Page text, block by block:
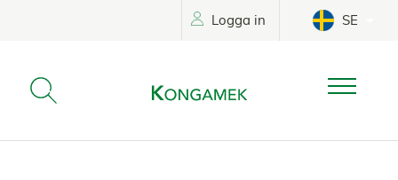
Logga in SE